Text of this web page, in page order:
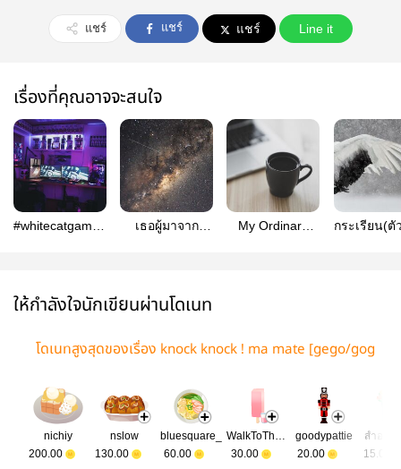
แชร์ แชร์ แชร์ Line it
เรื่องที่คุณอาจจะสนใจ
#whitecatgamergg
เธอผู้มาจาก
My Ordinary
กระเรียน(
ให้กำลังใจนักเขียนผ่านโดเนท
โดเนทสูงสุดของเรื่อง knock knock ! ma mate [gego/gog
nichiy
200.00
nslow
130.00
bluesquare_
60.00
WalkToTheMoon
30.00
goodypattie
20.00
สำอรห
15.00